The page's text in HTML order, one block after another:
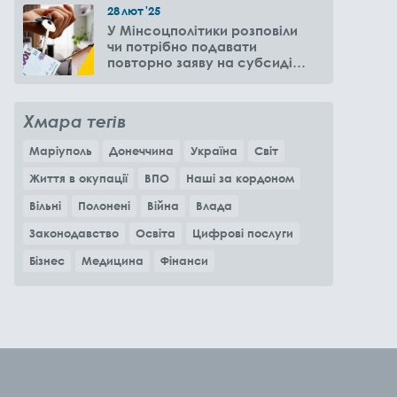
28лют'25
У Мінсоцполітики розповіли
чи потрібно подавати
повторно заяву на субсидію
Хмара тегів
Маріуполь Донеччина Україна
Світ
Життя в окупації
ВПО
Наші за кордоном
Вільні
Полонені Війна
Влада
Законодавство
Освіта
Цифрові послуги
Бізнес
Медицина Фінанси